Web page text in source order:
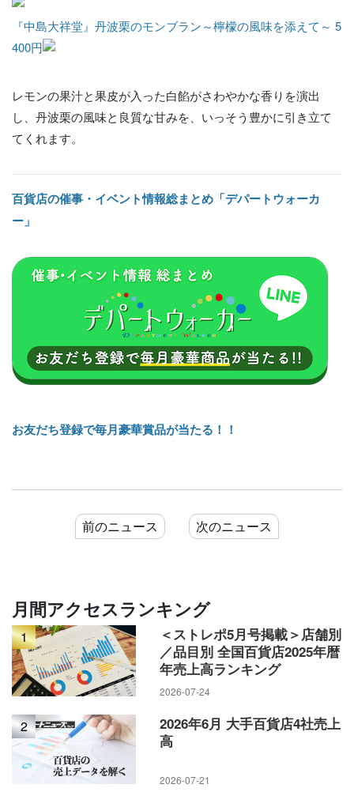
『中島大祥堂』丹波栗のモンブラン～檸檬の風味を添えて～ 5
400円
レモンの果汁と果皮が入った白餡がさわやかな香りを演出
し、丹波栗の風味と良質な甘みを、いっそう豊かに引き立て
てくれます。
百貨店の催事・イベント情報総まとめ「デパートウォーカ
ー」
お友だち登録で毎月豪華賞品が当たる！！
前のニュース 次のニュース
月間アクセスランキング
1
＜ストレポ5月号掲載＞店舗別
／品目別 全国百貨店2025年暦
年売上高ランキング
2026-07-24
2
2026年6月 大手百貨店4社売上
高
2026-07-21